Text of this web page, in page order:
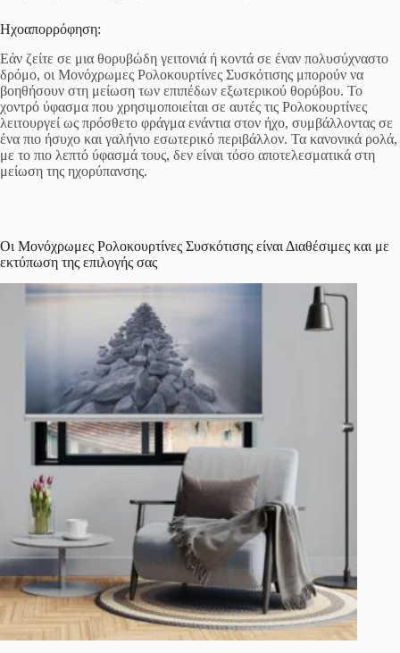
Ηχοαπορρόφηση:
Εάν ζείτε σε μια θορυβώδη γειτονιά ή κοντά σε έναν πολυσύχναστο
δρόμο, οι Μονόχρωμες Ρολοκουρτίνες Συσκότισης μπορούν να
βοηθήσουν στη μείωση των επιπέδων εξωτερικού θορύβου. Το
χοντρό ύφασμα που χρησιμοποιείται σε αυτές τις Ρολοκουρτίνες
λειτουργεί ως πρόσθετο φράγμα ενάντια στον ήχο, συμβάλλοντας σε
ένα πιο ήσυχο και γαλήνιο εσωτερικό περιβάλλον. Τα κανονικά ρολά,
με το πιο λεπτό ύφασμά τους, δεν είναι τόσο αποτελεσματικά στη
μείωση της ηχορύπανσης.
Oι Μονόχρωμες Ρολοκουρτίνες Συσκότισης είναι Διαθέσιμες και με
εκτύπωση της επιλογής σας